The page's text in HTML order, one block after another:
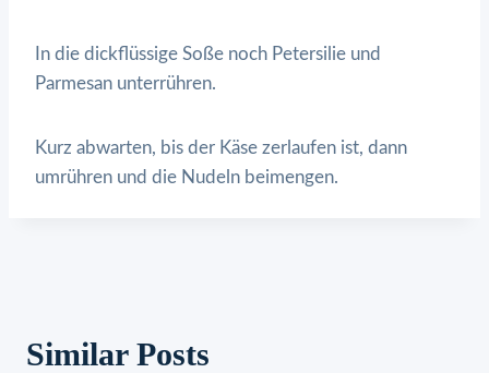
In die dickflüssige Soße noch Petersilie und
Parmesan unterrühren.
Kurz abwarten, bis der Käse zerlaufen ist, dann
umrühren und die Nudeln beimengen.
Similar Posts